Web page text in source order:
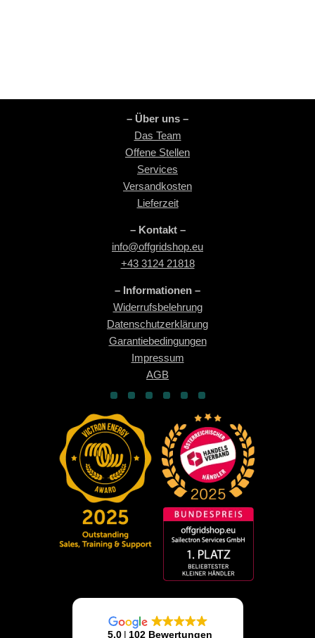
– Über uns –
Das Team
Offene Stellen
Services
Versandkosten
Lieferzeit
– Kontakt –
info@offgridshop.eu
+43 3124 21818
– Informationen –
Widerrufsbelehrung
Datenschutzerklärung
Garantiebedingungen
Impressum
AGB